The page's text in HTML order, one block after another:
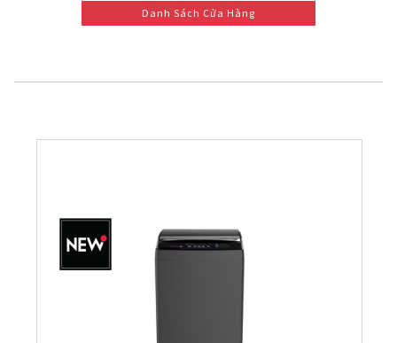
Danh Sách Cửa Hàng